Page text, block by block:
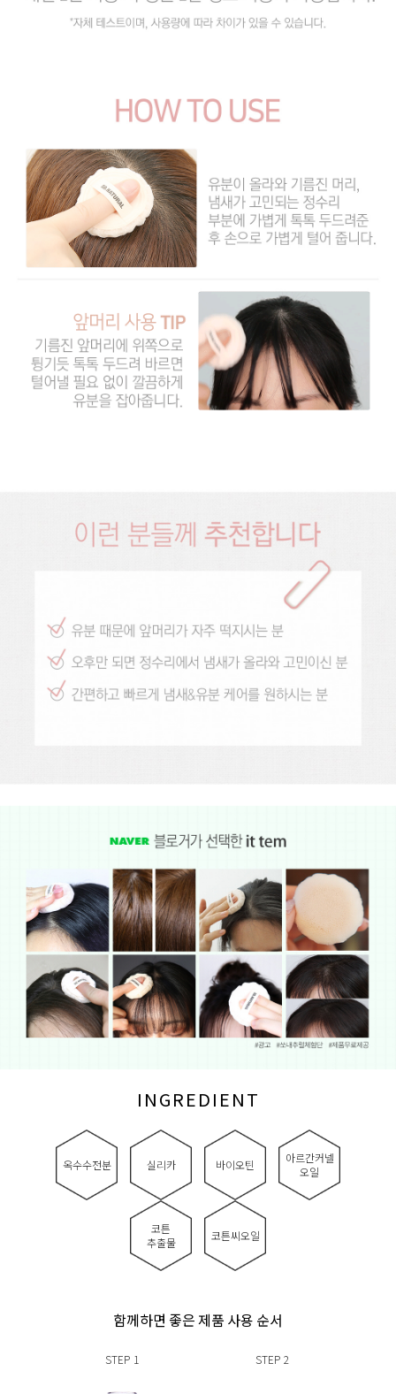
INGREDIENT
옥수수전분 실리카 바이오틴
아르간커넬
오일
코튼
추출물
코튼씨오일
함께하면 좋은 제품 사용 순서
STEP 1 STEP 2